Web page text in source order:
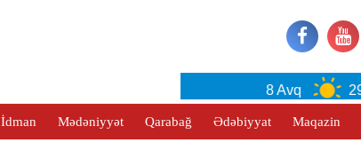
8 Avq 29°C
İdman Mədəniyyət Qarabağ Ədəbiyyat Maqazin